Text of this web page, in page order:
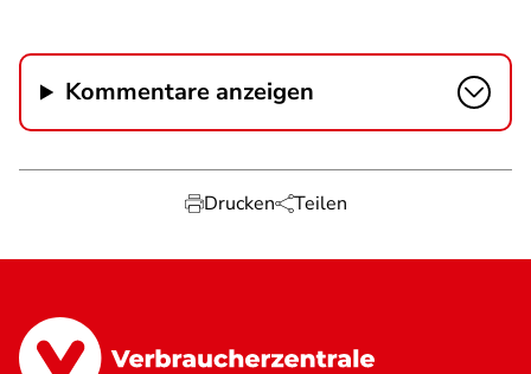
Kommentare anzeigen
Drucken Teilen